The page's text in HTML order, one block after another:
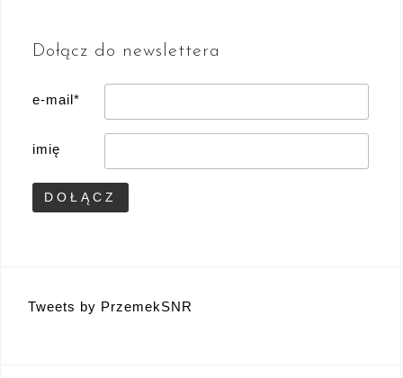
Dołącz do newslettera
e-mail*
imię
Tweets by PrzemekSNR